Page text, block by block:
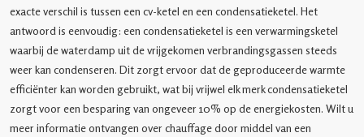
exacte verschil is tussen een cv-ketel en een condensatieketel. Het
antwoord is eenvoudig: een condensatieketel is een verwarmingsketel
waarbij de waterdamp uit de vrijgekomen verbrandingsgassen steeds
weer kan condenseren. Dit zorgt ervoor dat de geproduceerde warmte
efficiënter kan worden gebruikt, wat bij vrijwel elk merk condensatieketel
zorgt voor een besparing van ongeveer 10% op de energiekosten. Wilt u
meer informatie ontvangen over chauffage door middel van een